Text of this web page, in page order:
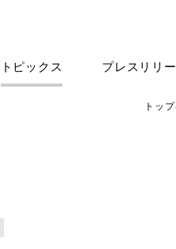
トピックス プレスリリ
トッ